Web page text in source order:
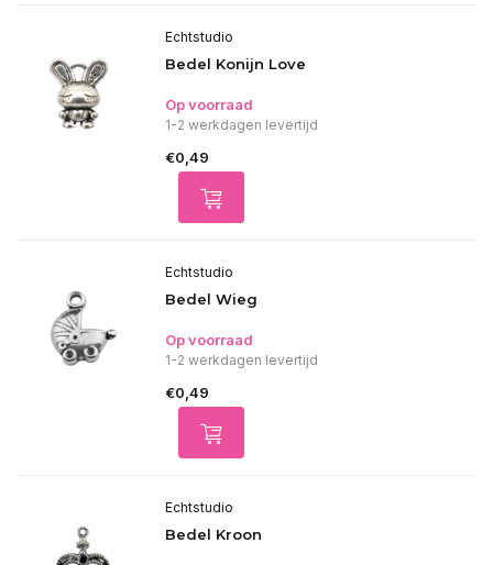
Echtstudio
Bedel Konijn Love
Op voorraad
1-2 werkdagen levertijd
€0,49
Echtstudio
Bedel Wieg
Op voorraad
1-2 werkdagen levertijd
€0,49
Echtstudio
Bedel Kroon